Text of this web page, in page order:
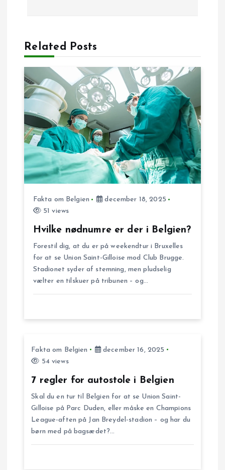
æ
g
s
n
a
v
Related Posts
Fakta om Belgien
december 18, 2025
51 views
Hvilke nødnumre er der i Belgien?
Forestil dig, at du er på weekendtur i Bruxelles
for at se Union Saint-Gilloise mod Club Brugge.
Stadionet syder af stemning, men pludselig
vælter en tilskuer på tribunen – og…
Fakta om Belgien
december 16, 2025
54 views
7 regler for autostole i Belgien
Skal du en tur til Belgien for at se Union Saint-
Gilloise på Parc Duden, eller måske en Champions
League-aften på Jan Breydel-stadion – og har du
børn med på bagsædet?…